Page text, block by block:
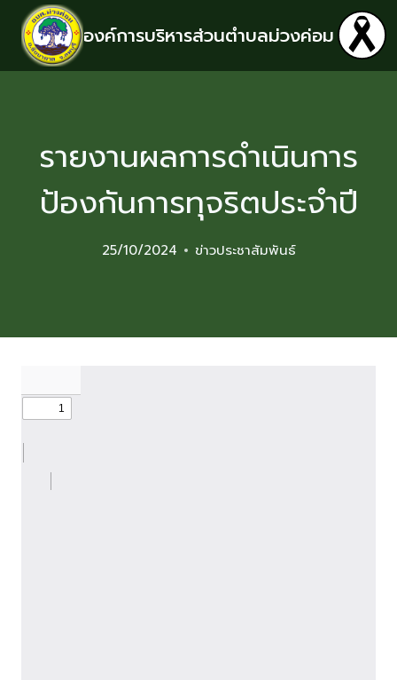
องค์การบริหารส่วนตำบลม่วงค่อม
รายงานผลการดำเนินการ
ป้องกันการทุจริตประจำปี
25/10/2024 ข่าวประชาสัมพันธ์